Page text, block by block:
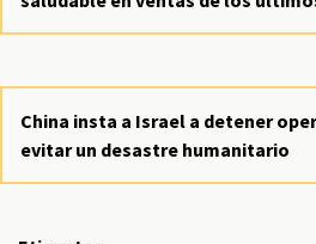
China insta a Israel a detener
evitar un desastre humanitario